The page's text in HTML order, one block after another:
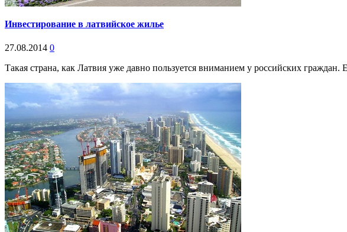
Инвестирование в латвийское жилье
27.08.2014 0
Такая страна, как Латвия уже давно пользуется вниманием у российских граждан.